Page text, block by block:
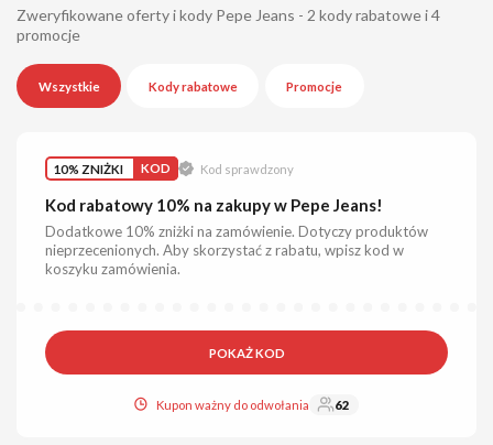
Zweryfikowane oferty i kody Pepe Jeans - 2 kody rabatowe i 4
promocje
Wszystkie Kody rabatowe Promocje
10% ZNIŻKI KOD Kod sprawdzony
Kod rabatowy 10% na zakupy w Pepe Jeans!
Dodatkowe 10% zniżki na zamówienie. Dotyczy produktów
nieprzecenionych. Aby skorzystać z rabatu, wpisz kod w
koszyku zamówienia.
POKAŻ KOD
Kupon ważny do odwołania 62